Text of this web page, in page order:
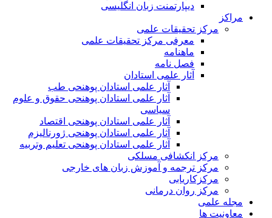
دیپارتمنت زبان انگلیسی
مراکز
مرکز تحقیقات علمی
معرفی مرکز تحقیقات علمی
ماهنامه
فصل نامه
آثار علمی استادان
آثار علمی استادان پوهنحی طب
آثار علمی استادان پوهنحی حقوق و علوم
سیاسی
آثار علمی استادان پوهنحی اقتصاد
آثار علمی استادان پوهنحی ژورنالیزم
آثار علمی استادان پوهنحی تعلیم وتربیه
مرکز انکشافی مسلکی
مرکز ترجمه و آموزش زبان های خارجی
مرکزکاریابی
مرکز روان درمانی
مجله علمی
معاونیت ها